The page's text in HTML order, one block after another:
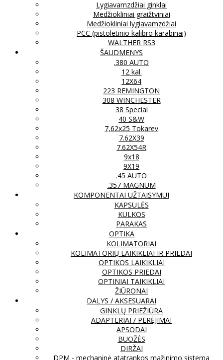
Lygiavamzdžiai ginklai
Medžiokliniai graižtviniai
Medžiokliniai lygiavamzdžiai
PCC (pistoletinio kalibro karabinai)
WALTHER RS3
ŠAUDMENYS
.380 AUTO
12 kal.
12X64
223 REMINGTON
308 WINCHESTER
38 Special
40 S&W
7,62x25 Tokarev
7.62X39
7.62X54R
9x18
9X19
.45 AUTO
.357 MAGNUM
KOMPONENTAI UŽTAISYMUI
KAPSULĖS
KULKOS
PARAKAS
OPTIKA
KOLIMATORIAI
KOLIMATORIŲ LAIKIKLIAI IR PRIEDAI
OPTIKOS LAIKIKLIAI
OPTIKOS PRIEDAI
OPTINIAI TAIKIKLIAI
ŽIŪRONAI
DALYS / AKSESUARAI
GINKLŲ PRIEŽIŪRA
ADAPTERIAI / PERĖJIMAI
APSODAI
BUOŽĖS
DIRŽAI
DPM - mechaninė atatrankos mažinimo sistema